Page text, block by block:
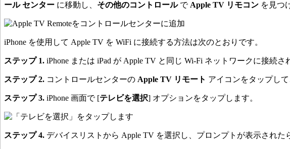
ール センター に移動し、 その他のコントロールで Apple TV リモコン を見つ
iPhone を使用して Apple TV を WiFi に接続する方法は次のとおりです。
ステップ 1. iPhone または iPad が Apple TV と同じ Wi-Fi ネットワークに接続さ
ステップ 2. コントロールセンターの Apple TV リモート アイコンをタップし
ステップ 3. iPhone 画面で [テレビを選択] オプションをタップします。
ステップ 4. デバイスリストから Apple TV を選択し、プロンプトが表示された